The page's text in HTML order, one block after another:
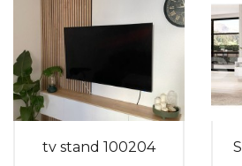
Bu səbəblə qonaq və yataq
ahəngdar televizor alti
verilməlidir. Rəng seçimi
işıqlandırılmasını göz önünə
Televizor alti reng
Televizor alti reng seçimi – Açıq
tv stand 100204